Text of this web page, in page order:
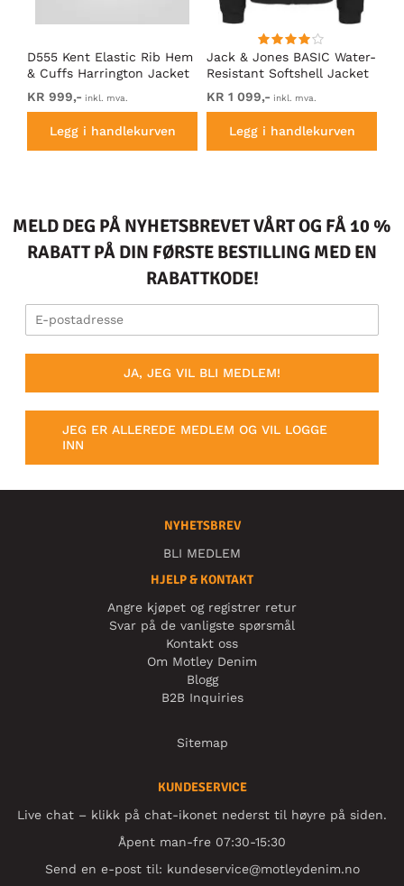
D555 Kent Elastic Rib Hem
& Cuffs Harrington Jacket
Black
KR 999,- inkl. mva.
Legg i handlekurven
Jack & Jones BASIC Water-
Resistant Softshell Jacket
Black
KR 1 099,- inkl. mva.
Legg i handlekurven
MELD DEG PÅ NYHETSBREVET VÅRT OG FÅ 10 %
RABATT PÅ DIN FØRSTE BESTILLING MED EN
RABATTKODE!
JA, JEG VIL BLI MEDLEM!
JEG ER ALLEREDE MEDLEM OG VIL LOGGE
INN
NYHETSBREV
BLI MEDLEM
HJELP & KONTAKT
Angre kjøpet og registrer retur
Svar på de vanligste spørsmål
Kontakt oss
Om Motley Denim
Blogg
B2B Inquiries
Sitemap
KUNDESERVICE
Live chat – klikk på chat-ikonet nederst til høyre på siden.
Åpent man-fre 07:30-15:30
Send en e-post til: kundeservice@motleydenim.no